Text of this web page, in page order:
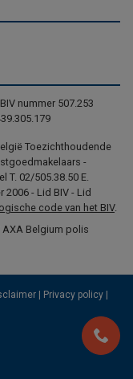
nummer 507.253
Toezichthoudende
-
T. 02/505.38.50 E.
2006 - Lid BIV - Lid
code van het BIV.
Belgium polis
Privacy policy